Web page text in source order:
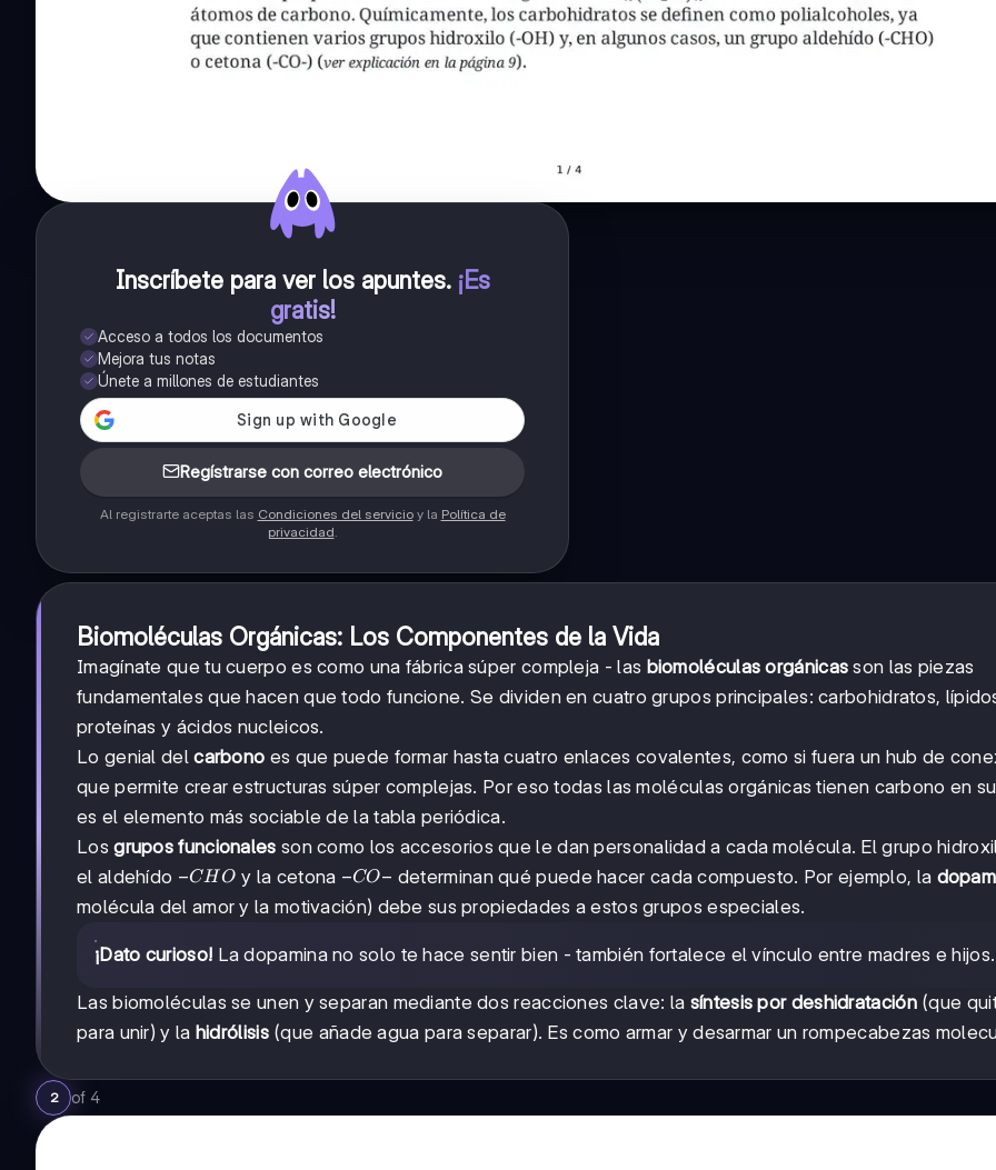
Inscríbete para ver los apuntes. ¡Es
gratis!
Acceso a todos los documentos
Mejora tus notas
Únete a millones de estudiantes
Regístrarse con correo electrónico
Al registrarte aceptas las Condiciones del servicioy la Política de
privacidad
Biomoléculas Orgánicas: Los Componentes de la Vida
Imagínate que tu cuerpo es como una fábrica súper compleja - las biomoléculas orgánicas son las piezas
fundamentales que hacen que todo funcione. Se dividen en cuatro grupos principales: carbohidratos,
proteínas y ácidos nucleicos.
Lo genial delcarbono es que puede formar hasta cuatro enlaces covalentes, como si fuera un hub de
que permite crear estructuras súper complejas. Por eso todas las moléculas orgánicas tienen carbono en
es el elemento más sociable de la tabla periódica.
Losgrupos funcionales son como los accesorios que le dan personalidad a cada molécula. El grupo
el aldehído -
CHO
−CHO y la cetona -
CO-
−CO− determinan qué puede hacer cada compuesto. Por ejemplo, la
molécula del amor y la motivación) debe sus propiedades a estos grupos especiales.
¡Dato curioso! La dopamina no solo te hace sentir bien - también fortalece el vínculo entre madres e hijos.
Las biomoléculas se unen y separan mediante dos reacciones clave: la síntesis por deshidratación(que
para unir) y la hidrólisis(que añade agua para separar). Es como armar y desarmar un rompecabezas
2 of 4